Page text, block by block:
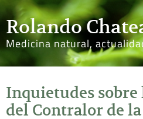
Rolando
Medicina natural,
Inquietudes sobre
del Contralor de